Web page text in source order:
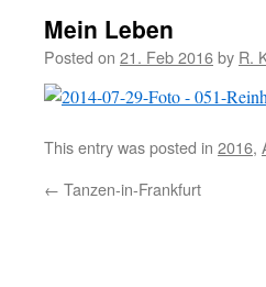
Mein Leben
Posted on 21. Feb 2016by R.
This entry was posted in 2016,
← Tanzen-in-Frankfurt